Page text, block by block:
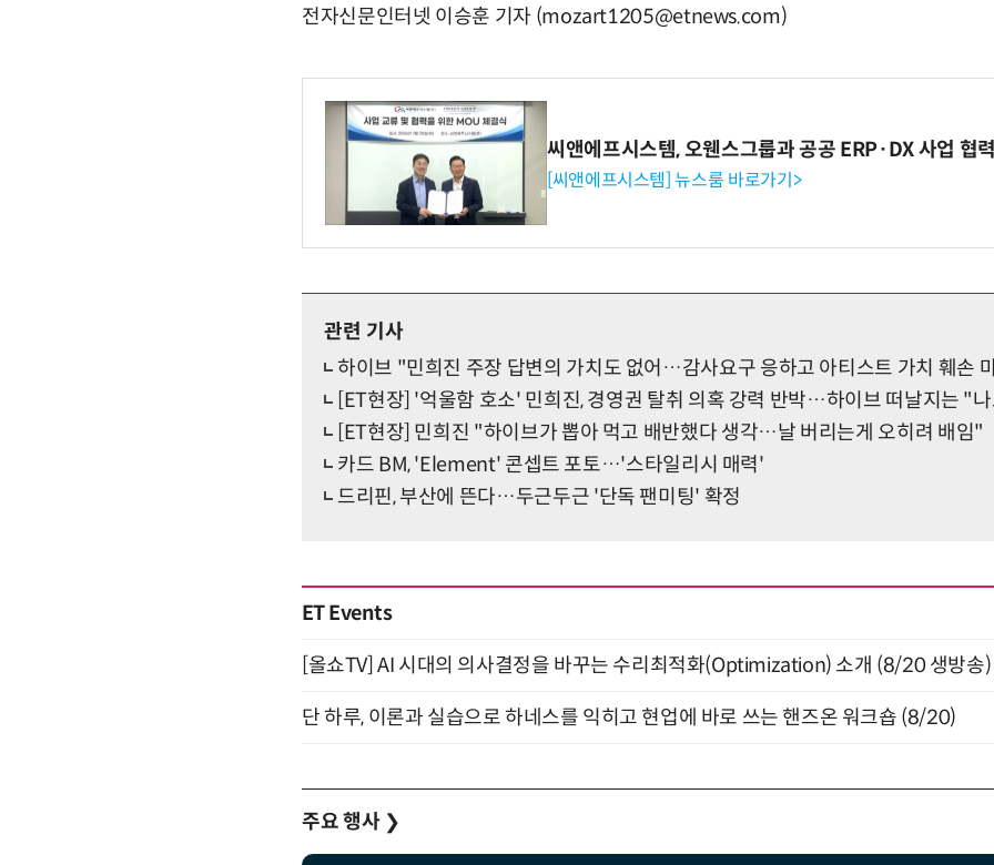
전자신문인터넷 이승훈 기자 (mozart1205@etnews.com)
씨앤에프시스템, 오웬스그룹과 공공 ERP·DX 사업 협력
[씨앤에프시스템] 뉴스룸 바로가기>
관련 기사
하이브 "민희진 주장 답변의 가치도 없어…감사요구 응하고 아티스트 가치 훼손
[ET현장] '억울함 호소' 민희진, 경영권 탈취 의혹 강력 반박…하이브 떠날지는 "
[ET현장] 민희진 "하이브가 뽑아 먹고 배반했다 생각…날 버리는게 오히려 배임"
카드 BM, 'Element' 콘셉트 포토…'스타일리시 매력'
드리핀, 부산에 뜬다…두근두근 '단독 팬미팅' 확정
ET Events
[올쇼TV] AI 시대의 의사결정을 바꾸는 수리최적화(Optimization) 소개 (8/20 생방송)
단 하루, 이론과 실습으로 하네스를 익히고 현업에 바로 쓰는 핸즈온 워크숍 (8/20)
주요 행사 ❯